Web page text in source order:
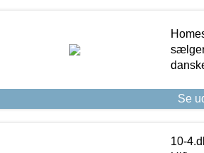
sælger
Se
10-